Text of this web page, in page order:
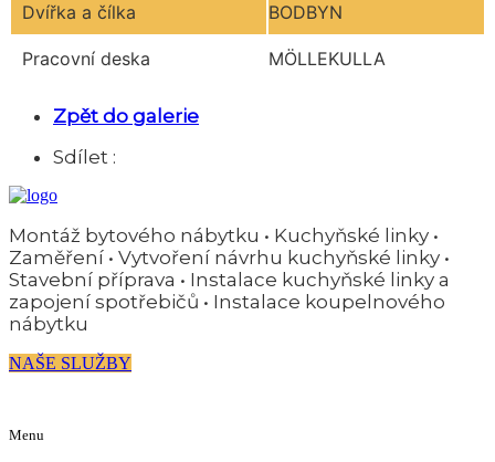
Dvířka a čílka BODBYN
Pracovní deska MÖLLEKULLA
Zpět do galerie
Sdílet :
Montáž bytového nábytku • Kuchyňské linky •
Zaměření • Vytvoření návrhu kuchyňské linky •
Stavební příprava • Instalace kuchyňské linky a
zapojení spotřebičů • Instalace koupelnového
nábytku
NAŠE SLUŽBY
Menu